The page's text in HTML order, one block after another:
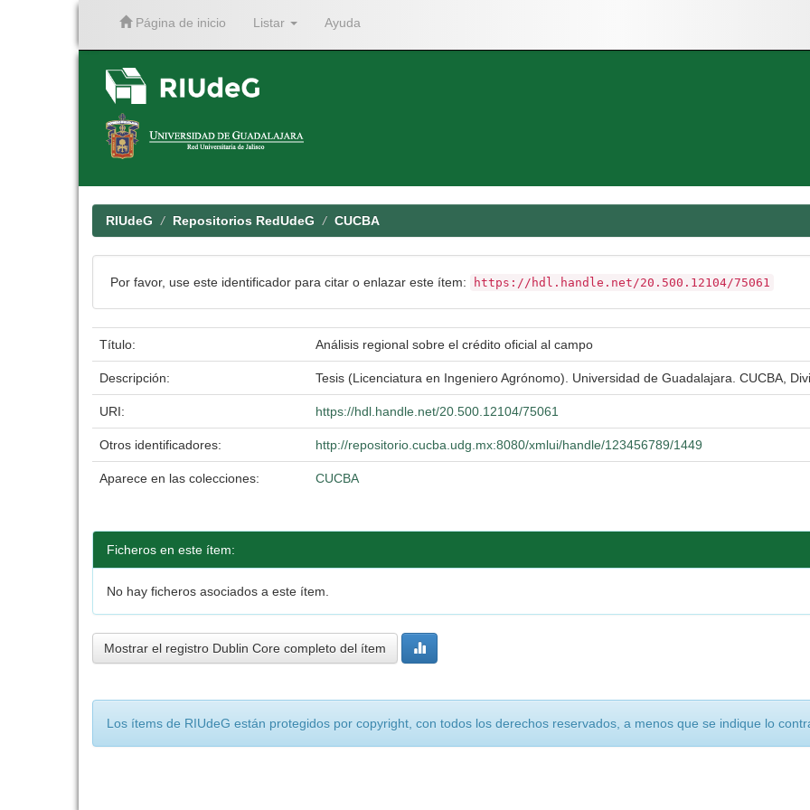
Página de inicio Listar Ayuda
RIUdeG Repositorios RedUdeG CUCBA
Por favor, use este identificador para citar o enlazar este ítem: https://hdl.handle.net/20.500.12104/75061
Título: Análisis regional sobre el crédito oficial al campo
Descripción: Tesis (Licenciatura en Ingeniero Agrónomo). Universidad de Guadalajara. CUCBA,
URI: https://hdl.handle.net/20.500.12104/75061
Otros identificadores: http://repositorio.cucba.udg.mx:8080/xmlui/handle/123456789/1449
Aparece en las colecciones: CUCBA
Ficheros en este ítem:
No hay ficheros asociados a este ítem.
Mostrar el registro Dublin Core completo del ítem
Los ítems de RIUdeG están protegidos por copyright, con todos los derechos reservados, a menos que se indique lo